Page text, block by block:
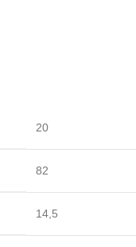
20
82
14,5